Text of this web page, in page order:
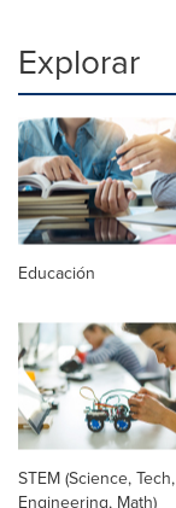
Explorar
Educación
STEM (Science, Tech,
Engineering, Math)